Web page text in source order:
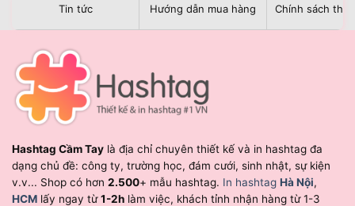
Tin tức Hướng dẫn mua hàng Chính sách
Hashtag Cầm Tay là địa chỉ chuyên thiết kế và in hashtag đa
dạng chủ đề: công ty, trường học, đám cưới, sinh nhật, sự kiện
v.v... Shop có hơn 2.500+ mẫu hashtag. In hashtag Hà Nội,
HCM lấy ngay từ1-2h làm việc, khách tỉnh nhận hàng từ 1-3